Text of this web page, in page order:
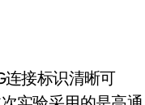
接标识清晰可